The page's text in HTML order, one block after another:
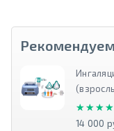
Рекомендуем
14 000